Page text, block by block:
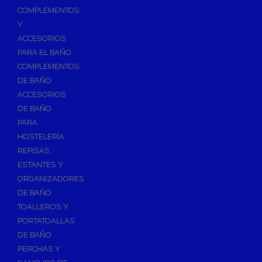
Válvulas para Calefacción
Válv. Mezcladora Termostática
Válvulas Motorizadas
Válvulas de Seguridad
Colectores de Calefacción
Bombas de Calor
Bombas de calor para ACS
Cocinas
Extractores de Cocina
Fregaderos
Grifería de Fregadero
Recambios de fregadero
Contra Incendios
COMPLEMENTOS
Y
ACCESORIOS
PARA EL BAÑO
COMPLEMENTOS
DE BAÑO
ACCESORIOS
DE BAÑO
PARA
HOSTELERÍA
REPISAS,
ESTANTES Y
ORGANIZADORES
DE BAÑO
TOALLEROS Y
PORTATOALLAS
DE BAÑO
PERCHAS Y